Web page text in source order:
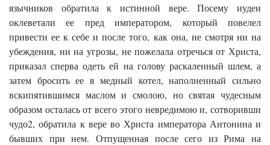
язычников обратила к истинной вере. Посему иудеи
оклеветали ее пред императором, который повелел
привести ее к себе и после того, как она, не смотря ни на
убеждения, ни на угрозы, не пожелала отречься от Христа,
приказал сперва одеть ей на голову раскаленный шлем, а
затем бросить ее в медный котел, наполненный сильно
вскипятившимся маслом и смолою, но святая чудесным
образом осталась от всего этого невредимою и, сотворивши
чудо2, обратила к вере во Христа императора Антонина и
бывших при нем. Отпущенная после сего из Рима на